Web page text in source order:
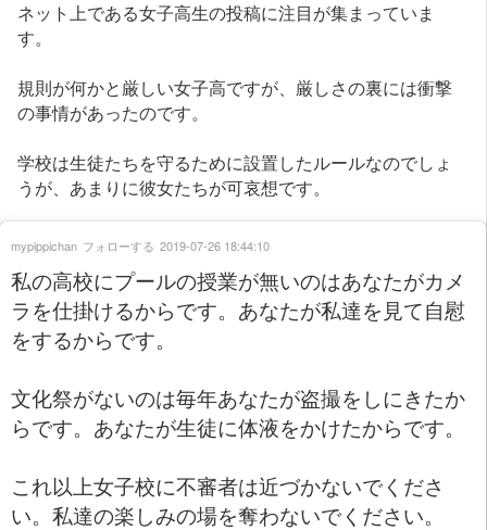
ネット上である女子高生の投稿に注目が集まっていま
す。
規則が何かと厳しい女子高ですが、厳しさの裏には衝撃
の事情があったのです。
学校は生徒たちを守るために設置したルールなのでしょ
うが、あまりに彼女たちが可哀想です。
私の高校にプールの授業が無いのはあなたがカメ
ラを仕掛けるからです。あなたが私達を見て自慰
をするからです。
文化祭がないのは毎年あなたが盗撮をしにきたか
らです。あなたが生徒に体液をかけたからです。
これ以上女子校に不審者は近づかないでくださ
い。私達の楽しみの場を奪わないでください。
mypippichan フォローする 2019-07-26 18:44:10